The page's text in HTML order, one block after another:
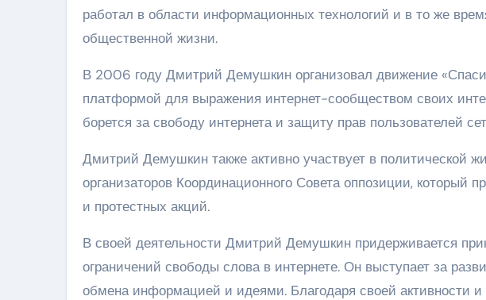
работал в области информационных технологий и в то же
общественной жизни.
В 2006 году Дмитрий Демушкин организовал движение
платформой для выражения интернет-сообществом своих
борется за свободу интернета и защиту прав пользователей
Дмитрий Демушкин также активно участвует в политической
организаторов Координационного Совета оппозиции, который
и протестных акций.
В своей деятельности Дмитрий Демушкин придерживается
ограничений свободы слова в интернете. Он выступает за
обмена информацией и идеями. Благодаря своей активности